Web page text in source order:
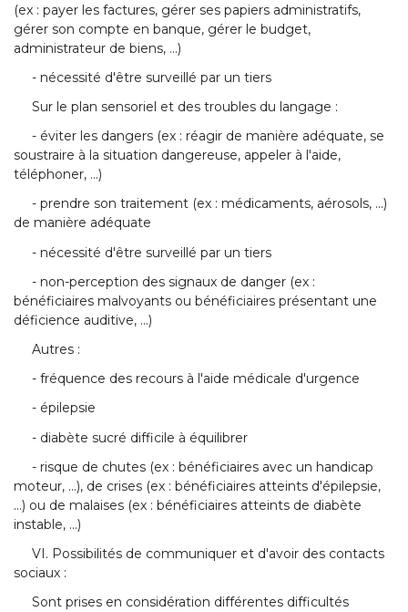
(ex : payer les factures, gérer ses papiers administratifs,
gérer son compte en banque, gérer le budget,
administrateur de biens, ...)
- nécessité d'être surveillé par un tiers
Sur le plan sensoriel et des troubles du langage :
- éviter les dangers (ex : réagir de manière adéquate, se
soustraire à la situation dangereuse, appeler à l'aide,
téléphoner, ...)
- prendre son traitement (ex : médicaments, aérosols, ...)
de manière adéquate
- nécessité d'être surveillé par un tiers
- non-perception des signaux de danger (ex :
bénéficiaires malvoyants ou bénéficiaires présentant une
déficience auditive, ...)
Autres :
- fréquence des recours à l'aide médicale d'urgence
- épilepsie
- diabète sucré difficile à équilibrer
- risque de chutes (ex : bénéficiaires avec un handicap
moteur, ...), de crises (ex : bénéficiaires atteints d'épilepsie,
...) ou de malaises (ex : bénéficiaires atteints de diabète
instable, ...)
VI. Possibilités de communiquer et d'avoir des contacts
sociaux :
Sont prises en considération différentes difficultés